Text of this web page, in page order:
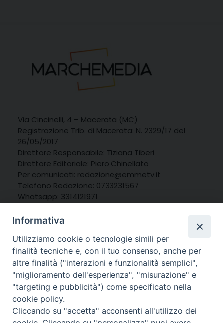
Via Cincinelli, 4 – Macerata (MC)
Registrazione Trib. di Macerata: N. 2329/17 del
26/05/2017
Direttore Responsabile: Tiziana Tiberi
Direttore Editoriale: Piero Chinellato
Per comunicati: redazione@emmetv.it
Telefono Redazione: 0733231567
Whatsapp: 3314121971
Informativa
Utilizziamo cookie o tecnologie simili per
finalità tecniche e, con il tuo consenso, anche per
altre finalità ("interazioni e funzionalità semplici",
"miglioramento dell'esperienza", "misurazione" e
"targeting e pubblicità") come specificato nella
cookie policy.
Cliccando su "accetta" acconsenti all'utilizzo dei